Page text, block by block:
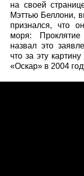
на своей
Мэттью Беллони,
признался, что
моря:
назвал это
что за эту
«Оскар» в 2004